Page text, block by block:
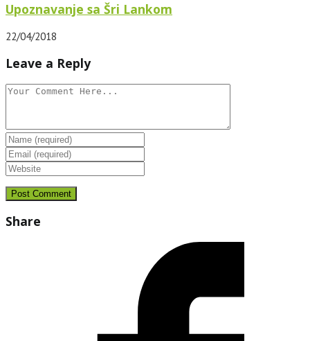
Upoznavanje sa Šri Lankom
22/04/2018
Leave a Reply
Share